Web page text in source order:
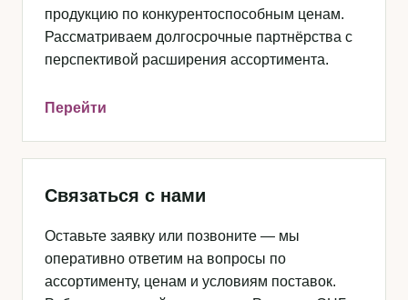
продукцию по конкурентоспособным ценам.
Рассматриваем долгосрочные партнёрства с
перспективой расширения ассортимента.
Перейти
Связаться с нами
Оставьте заявку или позвоните — мы
оперативно ответим на вопросы по
ассортименту, ценам и условиям поставок.